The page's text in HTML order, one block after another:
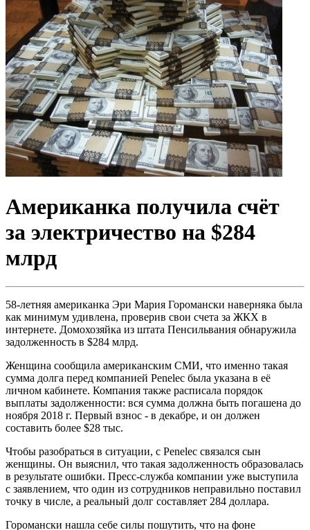
Американка получила счёт
за электричество на $284
млрд
58-летняя американка Эри Мария Горомански наверняка была
как минимум удивлена, проверив свои счета за ЖКХ в
интернете. Домохозяйка из штата Пенсильвания обнаружила
задолженность в $284 млрд.
Женщина сообщила американским СМИ, что именно такая
сумма долга перед компанией Penelec была указана в её
личном кабинете. Компания также расписала порядок
выплаты задолженности: вся сумма должна быть погашена до
ноября 2018 г. Первый взнос - в декабре, и он должен
составить более $28 тыс.
Чтобы разобраться в ситуации, с Penelec связался сын
женщины. Он выяснил, что такая задолженность образовалась
в результате ошибки. Пресс-служба компании уже выступила
с заявлением, что один из сотрудников неправильно поставил
точку в числе, а реальный долг составляет 284 доллара.
Горомански нашла себе силы пошутить, что на фоне